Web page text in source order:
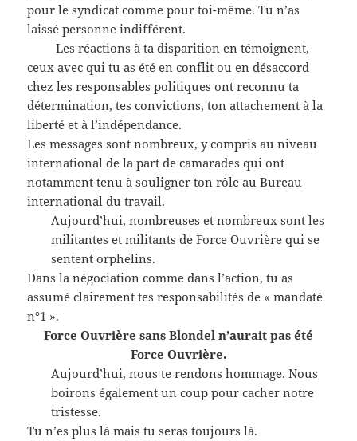
pour le syndicat comme pour toi-même. Tu n’as
laissé personne indifférent.
Les réactions à ta disparition en témoignent,
ceux avec qui tu as été en conflit ou en désaccord
chez les responsables politiques ont reconnu ta
détermination, tes convictions, ton attachement à la
liberté et à l’indépendance.
Les messages sont nombreux, y compris au niveau
international de la part de camarades qui ont
notamment tenu à souligner ton rôle au Bureau
international du travail.
Aujourd’hui, nombreuses et nombreux sont les
militantes et militants de Force Ouvrière qui se
sentent orphelins.
Dans la négociation comme dans l’action, tu as
assumé clairement tes responsabilités de « mandaté
n°1 ».
Force Ouvrière sans Blondel n’aurait pas été
Force Ouvrière.
Aujourd’hui, nous te rendons hommage. Nous
boirons également un coup pour cacher notre
tristesse.
Tu n’es plus là mais tu seras toujours là.